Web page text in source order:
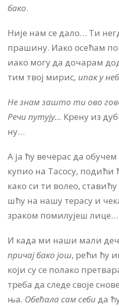
ба­ко.
Ни­је нам се да­ло… Ти
пра­ши­ну. Иако осе­ћам
иако мо­гу да до­ча­рам
тим твој ми­рис, ипак у
Не знам за­што ти ово
Ре­чи пу­ту­ју… Кре­ну из
ну…
А ја ћу ве­че­рас да
ку­пио на Та­со­су, по­ди­ћи
ка­ко си ти во­лео, ста­ви­ћу
шћу на на­шу те­ра­су и
зра­ком по­ми­лу­јеш ли­це…
И ка­да ми на­ши ма­ли
при­чај ба­ко још, ре­ћи ћу
ко­ји су се по­ла­ко
тре­ба да сле­де сво­је
ња. Обе­ћа­ла сам се­бида